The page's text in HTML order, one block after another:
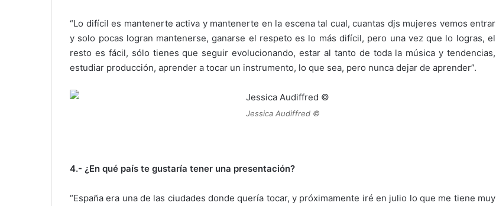
“Lo difícil es mantenerte activa y mantenerte en la escena tal cual, cuantas djs mujeres vemos entrar
y solo pocas logran mantenerse, ganarse el respeto es lo más difícil, pero una vez que lo logras, el
resto es fácil, sólo tienes que seguir evolucionando, estar al tanto de toda la música y tendencias,
estudiar producción, aprender a tocar un instrumento, lo que sea, pero nunca dejar de aprender”.
Jessica Audiffred ©
4.- ¿En qué país te gustaría tener una presentación?
“España era una de las ciudades donde quería tocar, y próximamente iré en julio lo que me tiene muy